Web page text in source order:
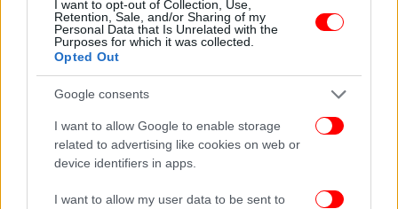
I want to opt-out of Collection, Use,
Retention, Sale, and/or Sharing of my
Personal Data that Is Unrelated with the
Purposes for which it was collected.
Opted Out
Google consents
I want to allow Google to enable storage
related to advertising like cookies on web or
device identifiers in apps.
I want to allow my user data to be sent to
Κωνσταντοπούλου για «sugar daddies»: Eξοργιστική,
αισχρή, σεξιστική η δήλωση Κουτσούμπα, να
ανακαλέσει
Να ανακαλέσει τη δήλωσή του περί «sugar daddies»
και μάλιστα παραμονή της Ημέρας της Γυναίκας,
κάλεσε τον Δημήτρη Κουτσούμπα